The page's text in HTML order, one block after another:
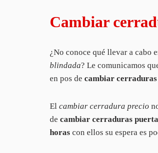
Cambiar
¿No conoce qué llevar a cabo
blindada? Le comunicamos
en pos de cambiar
El cambiar cerradura precio
de cambiar cerraduras
horas con ellos su espera es